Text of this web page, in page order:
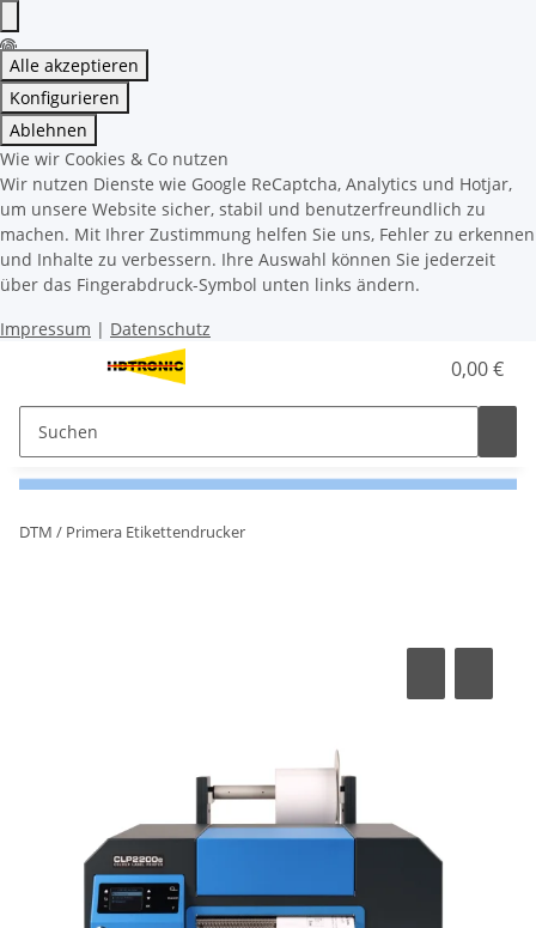
Alle akzeptieren
Konfigurieren
Ablehnen
Wie wir Cookies & Co nutzen
Wir nutzen Dienste wie Google ReCaptcha, Analytics und Hotjar,
um unsere Website sicher, stabil und benutzerfreundlich zu
machen. Mit Ihrer Zustimmung helfen Sie uns, Fehler zu erkennen
und Inhalte zu verbessern. Ihre Auswahl können Sie jederzeit
über das Fingerabdruck-Symbol unten links ändern.
Impressum | Datenschutz
0,00 €
DTM / Primera Etikettendrucker